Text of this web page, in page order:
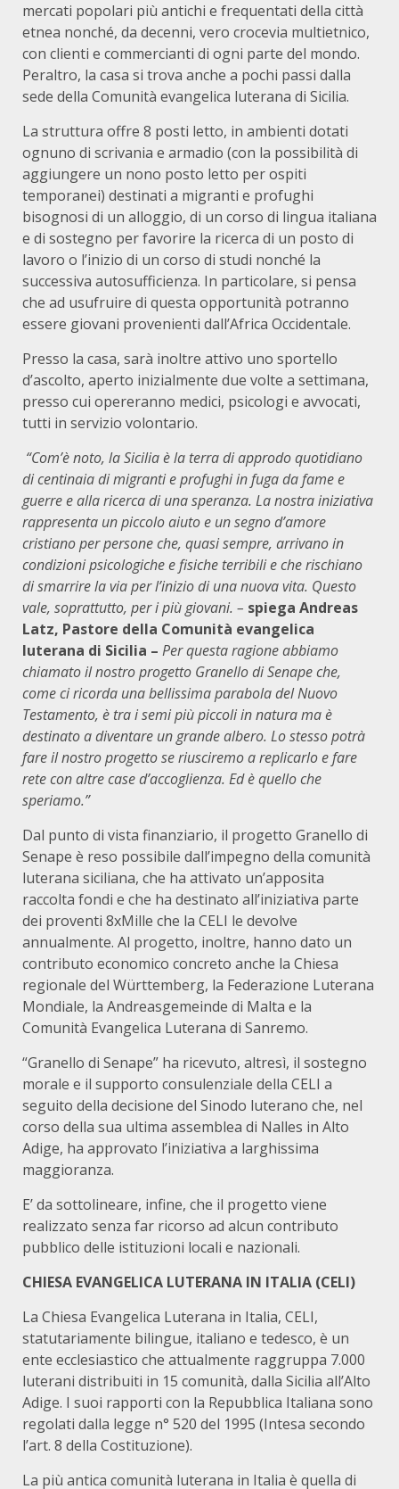
mercati popolari più antichi e frequentati della città
etnea nonché, da decenni, vero crocevia multietnico,
con clienti e commercianti di ogni parte del mondo.
Peraltro, la casa si trova anche a pochi passi dalla
sede della Comunità evangelica luterana di Sicilia.
La struttura offre 8 posti letto, in ambienti dotati
ognuno di scrivania e armadio (con la possibilità di
aggiungere un nono posto letto per ospiti
temporanei) destinati a migranti e profughi
bisognosi di un alloggio, di un corso di lingua italiana
e di sostegno per favorire la ricerca di un posto di
lavoro o l’inizio di un corso di studi nonché la
successiva autosufficienza. In particolare, si pensa
che ad usufruire di questa opportunità potranno
essere giovani provenienti dall’Africa Occidentale.
Presso la casa, sarà inoltre attivo uno sportello
d’ascolto, aperto inizialmente due volte a settimana,
presso cui opereranno medici, psicologi e avvocati,
tutti in servizio volontario.
“Com’è noto, la Sicilia è la terra di approdo quotidiano
di centinaia di migranti e profughi in fuga da fame e
guerre e alla ricerca di una speranza. La nostra iniziativa
rappresenta un piccolo aiuto e un segno d’amore
cristiano per persone che, quasi sempre, arrivano in
condizioni psicologiche e fisiche terribili e che rischiano
di smarrire la via per l’inizio di una nuova vita. Questo
vale, soprattutto, per i più giovani. – spiega Andreas
Latz, Pastore della Comunità evangelica
luterana di Sicilia – Per questa ragione abbiamo
chiamato il nostro progetto Granello di Senape che,
come ci ricorda una bellissima parabola del Nuovo
Testamento, è tra i semi più piccoli in natura ma è
destinato a diventare un grande albero. Lo stesso potrà
fare il nostro progetto se riusciremo a replicarlo e fare
rete con altre case d’accoglienza. Ed è quello che
speriamo.”
Dal punto di vista finanziario, il progetto Granello di
Senape è reso possibile dall’impegno della comunità
luterana siciliana, che ha attivato un’apposita
raccolta fondi e che ha destinato all’iniziativa parte
dei proventi 8xMille che la CELI le devolve
annualmente. Al progetto, inoltre, hanno dato un
contributo economico concreto anche la Chiesa
regionale del Württemberg, la Federazione Luterana
Mondiale, la Andreasgemeinde di Malta e la
Comunità Evangelica Luterana di Sanremo.
“Granello di Senape” ha ricevuto, altresì, il sostegno
morale e il supporto consulenziale della CELI a
seguito della decisione del Sinodo luterano che, nel
corso della sua ultima assemblea di Nalles in Alto
Adige, ha approvato l’iniziativa a larghissima
maggioranza.
E’ da sottolineare, infine, che il progetto viene
realizzato senza far ricorso ad alcun contributo
pubblico delle istituzioni locali e nazionali.
CHIESA EVANGELICA LUTERANA IN ITALIA (CELI)
La Chiesa Evangelica Luterana in Italia, CELI,
statutariamente bilingue, italiano e tedesco, è un
ente ecclesiastico che attualmente raggruppa 7.000
luterani distribuiti in 15 comunità, dalla Sicilia all’Alto
Adige. I suoi rapporti con la Repubblica Italiana sono
regolati dalla legge n° 520 del 1995 (Intesa secondo
l’art. 8 della Costituzione).
La più antica comunità luterana in Italia è quella di